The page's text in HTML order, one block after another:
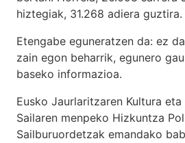
hiztegiak, 31.268 adiera guztira.
Etengabe eguneratzen da: ez
zain egon beharrik, egunero
baseko informazioa.
Eusko Jaurlaritzaren Kultura
Sailaren menpeko Hizkuntza
Sailburuordetzak emandako